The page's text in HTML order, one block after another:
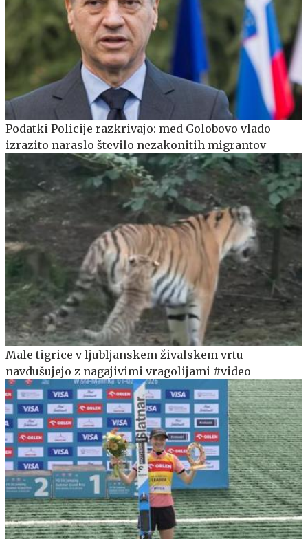
Podatki Policije razkrivajo: med Golobovo vlado
izrazito naraslo število nezakonitih migrantov
Male tigrice v ljubljanskem živalskem vrtu
navdušujejo z nagajivimi vragolijami #video